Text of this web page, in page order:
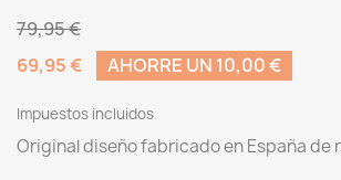
79,95 €
69,95 €
AHORRE UN 10,00 €
Impuestos incluidos
Original diseño fabricado en España de